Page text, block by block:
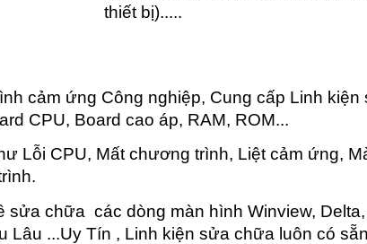
thiết bị).....
cảm ứng Công nghiệp, Cung cấp Linh
CPU, Board cao áp, RAM, ROM...
Lỗi CPU, Mất chương trình, Liệt cảm ứng,
chữa các dòng màn hình Winview,
Lâu ...Uy Tín , Linh kiện sửa chữa luôn có